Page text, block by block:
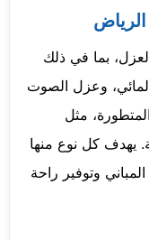
بما في ذلك
وعزل الصوت
مثل
يهدف كل نوع منها
وتوفير راحة